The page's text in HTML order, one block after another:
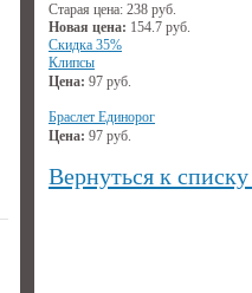
Старая цена: 238 руб.
Новая цена: 154.7 руб.
Скидка 35%
Клипсы
Цена: 97 руб.
Браслет Единорог
Цена: 97 руб.
Вернуться к списку